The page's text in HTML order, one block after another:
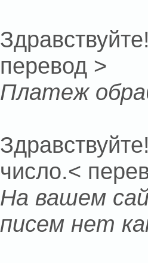
перевод >
Платеж
число.<
На вашем
писем нет